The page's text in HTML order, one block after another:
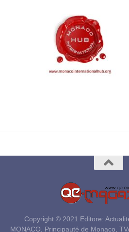
Copyright © 2021 Editore:
MONACO, Principauté de Monaco,